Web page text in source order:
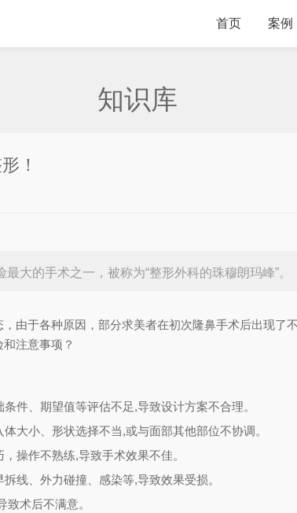
首页 案例
知识库
！
大的手术之一，被称为“整形外科的珠穆朗玛峰”。
由于各种原因，部分求美者在初次隆鼻手术后出现了
注意事项？
件、期望值等评估不足,导致设计方案不合理。
大小、形状选择不当,或与面部其他部位不协调。
操作不熟练,导致手术效果不佳。
线、外力碰撞、感染等,导致效果受损。
术后不满意。